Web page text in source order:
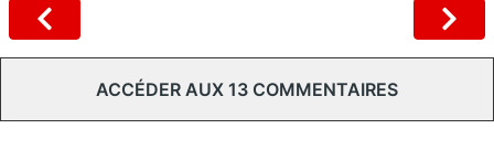
ACCÉDER AUX 13 COMMENTAIRES